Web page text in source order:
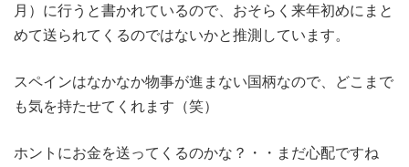
月）に行うと書かれているので、おそらく来年初めにまと
めて送られてくるのではないかと推測しています。
スペインはなかなか物事が進まない国柄なので、どこまで
も気を持たせてくれます（笑）
ホントにお金を送ってくるのかな？・・まだ心配ですね